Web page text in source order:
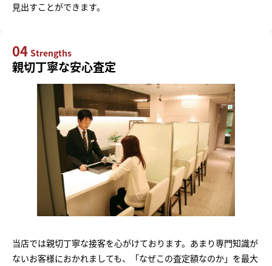
見出すことができます。
04 Strengths
親切丁寧な安心査定
当店では親切丁寧な接客を心がけております。あまり専門知識が
ないお客様におかれましても、「なぜこの査定額なのか」を最大